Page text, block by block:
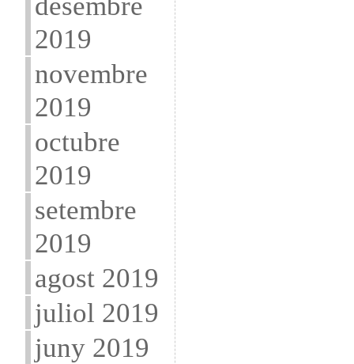
2019
novembre
2019
octubre
2019
setembre
2019
agost 2019
juliol 2019
juny 2019